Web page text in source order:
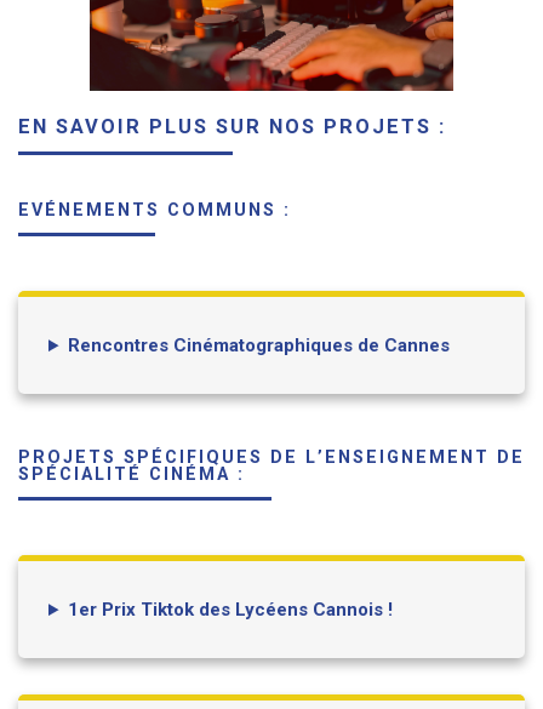
EN SAVOIR PLUS SUR NOS PROJETS :
EVÉNEMENTS COMMUNS :
Rencontres Cinématographiques de Cannes
PROJETS SPÉCIFIQUES DE L’ENSEIGNEMENT DE
SPÉCIALITÉ CINÉMA :
1er Prix Tiktok des Lycéens Cannois !